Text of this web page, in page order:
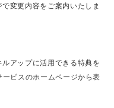
変更内容をご案内いたしま
アップに活用できる特典を
ビスのホームページから表